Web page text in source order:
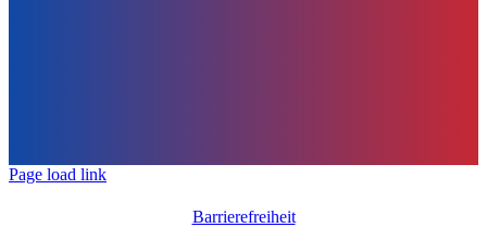
Page load link
Barrierefreiheit